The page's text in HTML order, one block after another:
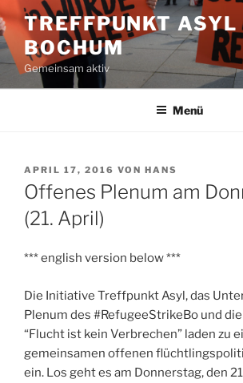
Zum
Inhalt
springen
TREFFPUNKT ASYL
BOCHUM
Gemeinsam aktiv
Menü
VERÖFFENTLICHT
AM
APRIL 17, 2016 VON HANS
Offenes Plenum am
(21. April)
*** english version below ***
Die Initiative Treffpunkt Asyl, das
Plenum des #RefugeeStrikeBo und
“Flucht ist kein Verbrechen” laden zu
gemeinsamen offenen
ein. Los geht es am Donnerstag, den